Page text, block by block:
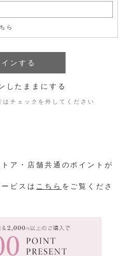
ら
したままにする
はチェックを外してください
ア・店舗共通のポイントが
ビスは こちら をご覧くださ